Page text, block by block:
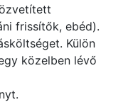
frissítők, ebéd).
Külön
közelben lévő